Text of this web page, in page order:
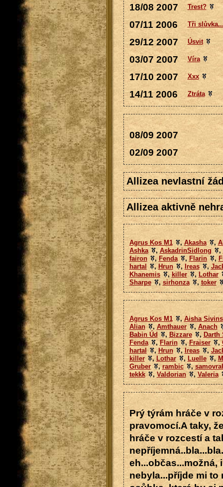
18/08 2007 Trest?
07/11 2006 Tři
29/12 2007 Úsvit
03/07 2007 Víra
17/10 2007 Xxx
14/11 2006 Ztráta
08/09 2007
02/09 2007
Allizea nevlastní
Allizea aktivně
Agrus Kos M1 ,Akasha ,
Ashka
, AskadrinSidlong ,
fairon
, Fenda , Flarin ,
hartal
,Hrun ,Ireas ,
Khanemis
, killer , Lothar
Sharpe
, sirhonza ,toker
Agrus Kos M1 , Aisha
Alian
, Amthauer , Anach
Babin Úd
, Bizzare , Darth
Fenda
,Flarin ,Fraiser ,
hartal
, Hrun ,Ireas ,
killer
, Lothar , Luelle ,
Gruber
,rambic ,
tekkk
, Valdorian , Valeria
Prý týrám hráče v
pravomocí.A taky,
hráče v rozcestí a
eh...občas...možná,
nebyla...příjde mi to